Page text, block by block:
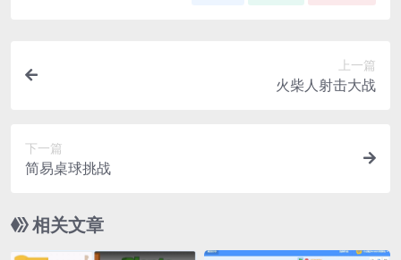
上一篇
火柴人射击大战
下一篇
简易桌球挑战
相关文章